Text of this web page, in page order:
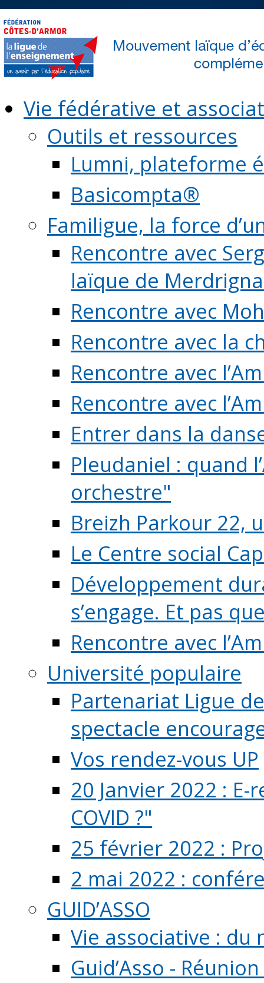
Vie fédérative et
Outils et ressources
Lumni, plateforme
Basicompta®
Familigue, la force
Rencontre avec
laïque de
Rencontre avec
Rencontre avec la
Rencontre avec
Rencontre avec
Entrer dans la
Pleudaniel : quand
orchestre"
Breizh Parkour 22,
Le Centre social
Développement
s’engage. Et pas
Rencontre avec
Université populaire
Partenariat Ligue
spectacle
Vos rendez-vous UP
20 Janvier 2022 :
COVID ?"
25 février 2022 :
2 mai 2022 :
GUID’ASSO
Vie associative : du
Guid’Asso -